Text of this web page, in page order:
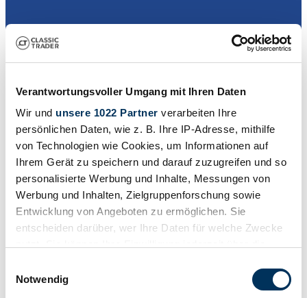
Verantwortungsvoller Umgang mit Ihren Daten
Wir und unsere 1022 Partner verarbeiten Ihre
persönlichen Daten, wie z. B. Ihre IP-Adresse, mithilfe
von Technologien wie Cookies, um Informationen auf
Ihrem Gerät zu speichern und darauf zuzugreifen und so
personalisierte Werbung und Inhalte, Messungen von
Werbung und Inhalten, Zielgruppenforschung sowie
Entwicklung von Angeboten zu ermöglichen. Sie
entscheiden darüber, wer Ihre Daten für welche Zwecke
Trigger Symbol ändern oder widerrufen
Notwendig
Händler